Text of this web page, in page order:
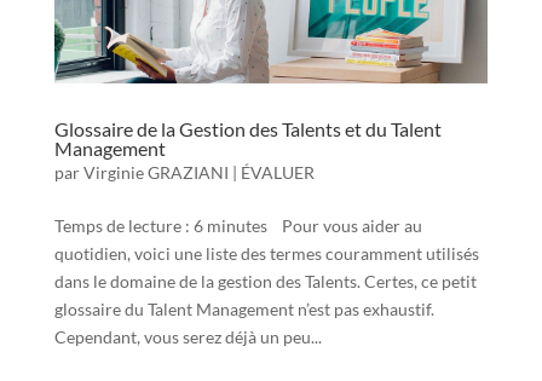
Glossaire de la Gestion des Talents et du Talent
Management
parVirginie GRAZIANI ÉVALUER
Temps de lecture : 6 minutes Pour vous aider au
quotidien, voici une liste des termes couramment utilisés
dans le domaine de la gestion des Talents. Certes, ce petit
glossaire du Talent Management n’est pas exhaustif.
Cependant, vous serez déjà un peu...